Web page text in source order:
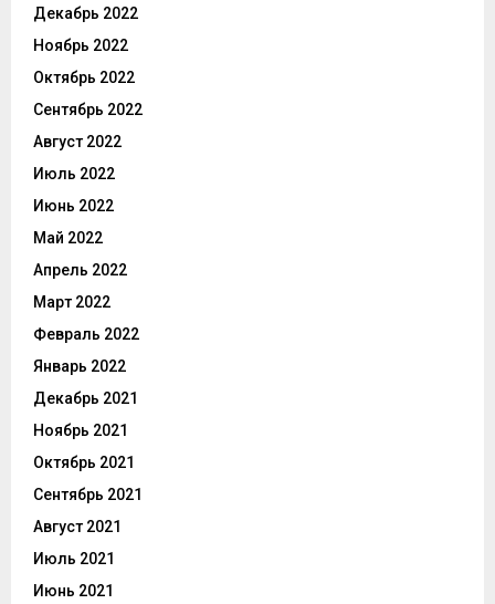
Декабрь 2022
Ноябрь 2022
Октябрь 2022
Сентябрь 2022
Август 2022
Июль 2022
Июнь 2022
Май 2022
Апрель 2022
Март 2022
Февраль 2022
Январь 2022
Декабрь 2021
Ноябрь 2021
Октябрь 2021
Сентябрь 2021
Август 2021
Июль 2021
Июнь 2021